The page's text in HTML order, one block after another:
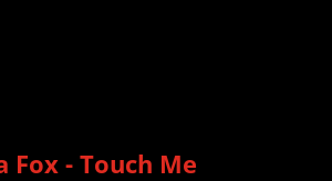
Fox - Touch Me